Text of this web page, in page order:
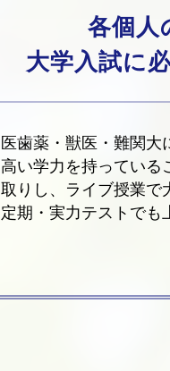
各個人
大学入試に
医歯薬・獣医・難関
高い学力を持っている
取りし、ライブ授業で
定期・実力テストでも